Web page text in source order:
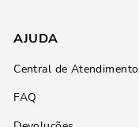
AJUDA
Central de Atendimento
FAQ